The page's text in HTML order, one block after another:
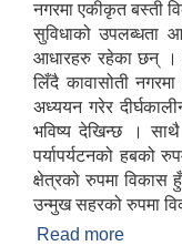
नगरमा एकीकृत बस्ती
सुविधाको उपलब्धता
आधारहरु रहेका छन् ।
लिँदै कावासोती नगरमा
अध्ययन गरेर
भविष्य देखिन्छ । साथै
पर्यापर्यटनको हबको
क्षेत्रको रुपमा विकास
उन्मुख सहरको रुपमा
Read more